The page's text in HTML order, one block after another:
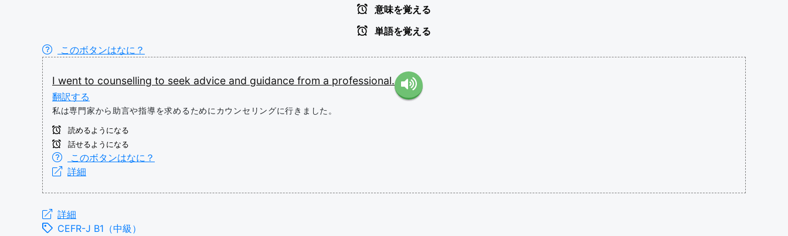
意味を覚える
単語を覚える
このボタンはなに？
I went to counselling to seek advice and guidance from a professional.
翻訳する
私は専門家から助言や指導を求めるためにカウンセリングに行きました。
読めるようになる
話せるようになる
このボタンはなに？
詳細
詳細
CEFR-J B1（中級）